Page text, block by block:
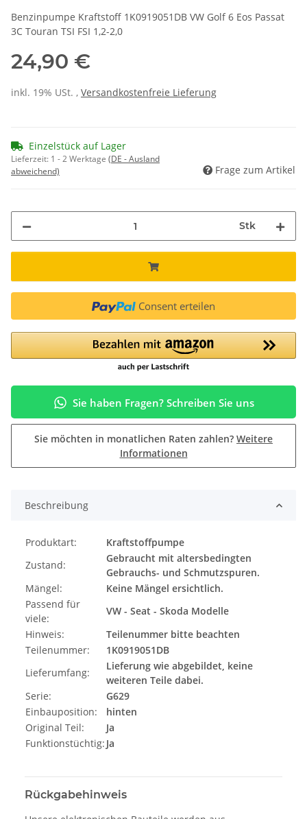
Benzinpumpe Kraftstoff 1K0919051DB VW Golf 6 Eos Passat
3C Touran TSI FSI 1,2-2,0
24,90 €
inkl. 19% USt. , Versandkostenfreie Lieferung
Einzelstück auf Lager
Lieferzeit: 1 - 2 Werktage (DE - Ausland
abweichend)
Frage zum Artikel
Stk
Consent erteilen
Sie haben Fragen? Schreiben Sie uns
Sie möchten in monatlichen Raten zahlen? Weitere
Informationen
Beschreibung
Produktart:
Kraftstoffpumpe
Zustand:
Gebraucht mit altersbedingten
Gebrauchs- und Schmutzspuren.
Mängel:
Keine Mängel ersichtlich.
Passend für
viele:
VW - Seat - Skoda Modelle
Hinweis:
Teilenummer bitte beachten
Teilenummer:
1K0919051DB
Lieferumfang:
Lieferung wie abgebildet, keine
weiteren Teile dabei.
Serie:
G629
Einbauposition:
hinten
Original Teil:
Ja
Funktionstüchtig: Ja
Rückgabehinweis